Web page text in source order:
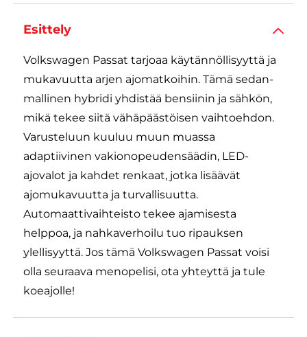
Esittely
Volkswagen Passat tarjoaa käytännöllisyyttä ja
mukavuutta arjen ajomatkoihin. Tämä sedan-
mallinen hybridi yhdistää bensiinin ja sähkön,
mikä tekee siitä vähäpäästöisen vaihtoehdon.
Varusteluun kuuluu muun muassa
adaptiivinen vakionopeudensäädin, LED-
ajovalot ja kahdet renkaat, jotka lisäävät
ajomukavuutta ja turvallisuutta.
Automaattivaihteisto tekee ajamisesta
helppoa, ja nahkaverhoilu tuo ripauksen
ylellisyyttä. Jos tämä Volkswagen Passat voisi
olla seuraava menopelisi, ota yhteyttä ja tule
koeajolle!